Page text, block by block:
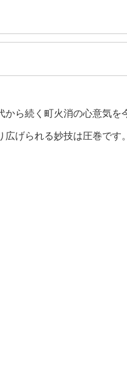
ら続く町火消の心意気を
げられる妙技は圧巻です。